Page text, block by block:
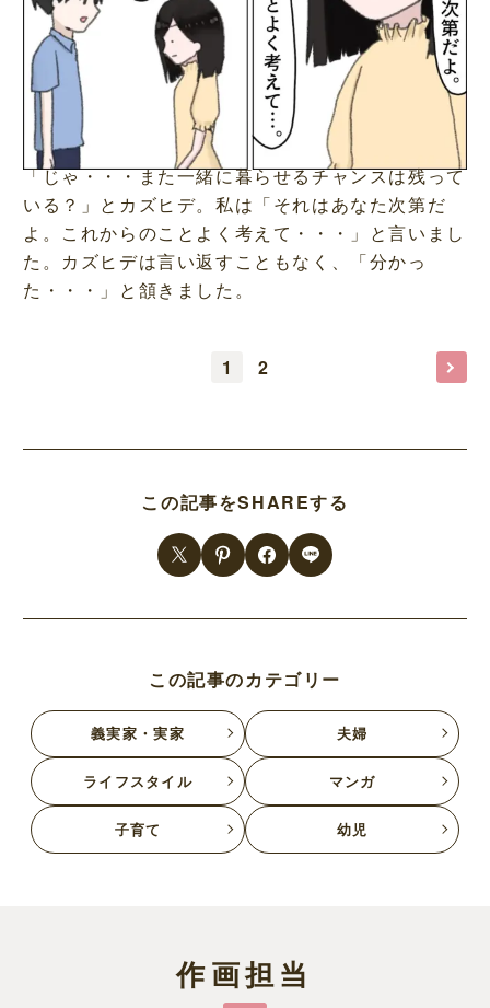
「じゃ・・・また一緒に暮らせるチャンスは残って
いる？」とカズヒデ。私は「それはあなた次第だ
よ。これからのことよく考えて・・・」と言いまし
た。カズヒデは言い返すこともなく、「分かっ
た・・・」と頷きました。
1 2
この記事をSHAREする
この記事のカテゴリー
義実家・実家 夫婦
ライフスタイル マンガ
子育て 幼児
作画担当